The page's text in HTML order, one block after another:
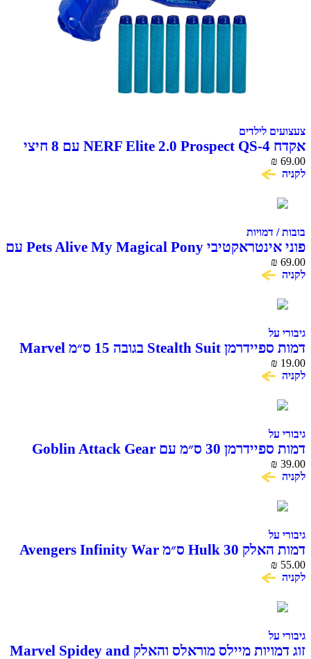
צעצועים לילדים
אקדח NERF Elite 2.0 Prospect QS-4 עם 8 חיצי
ספוג ₪ 69.00
לקניה
בובות / דמויות
פוני אינטראקטיבי Pets Alive My Magical Pony עם
אורווה ואביזרים ZURU
₪ 69.00
לקניה
גיבורי על
דמות ספיידרמן Stealth Suit בגובה 15 ס״מ Marvel
Hasbro
₪ 19.00
לקניה
גיבורי על
דמות ספיידרמן 30 ס״מ עם Goblin Attack Gear
Titan Hero Series
₪ 39.00
לקניה
גיבורי על
דמות האלק Hulk 30 ס״מ Avengers Infinity War
Titan Hero Series
₪ 55.00
לקניה
גיבורי על
זוג דמויות מיילס מוראלס והאלק Marvel Spidey and